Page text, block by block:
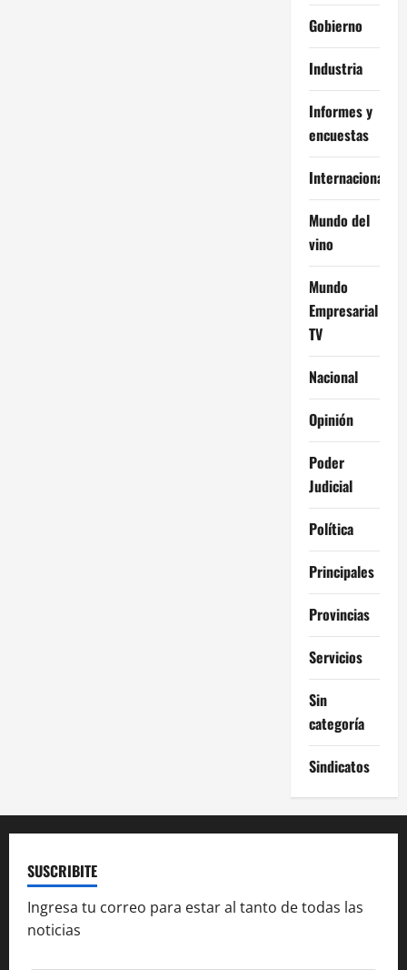
Gobierno
Industria
Informes y
encuestas
Internacional
Mundo del
vino
Mundo
Empresarial
TV
Nacional
Opinión
Poder
Judicial
Política
Principales
Provincias
Servicios
Sin
categoría
Sindicatos
SUSCRIBITE
Ingresa tu correo para estar al tanto de todas las
noticias